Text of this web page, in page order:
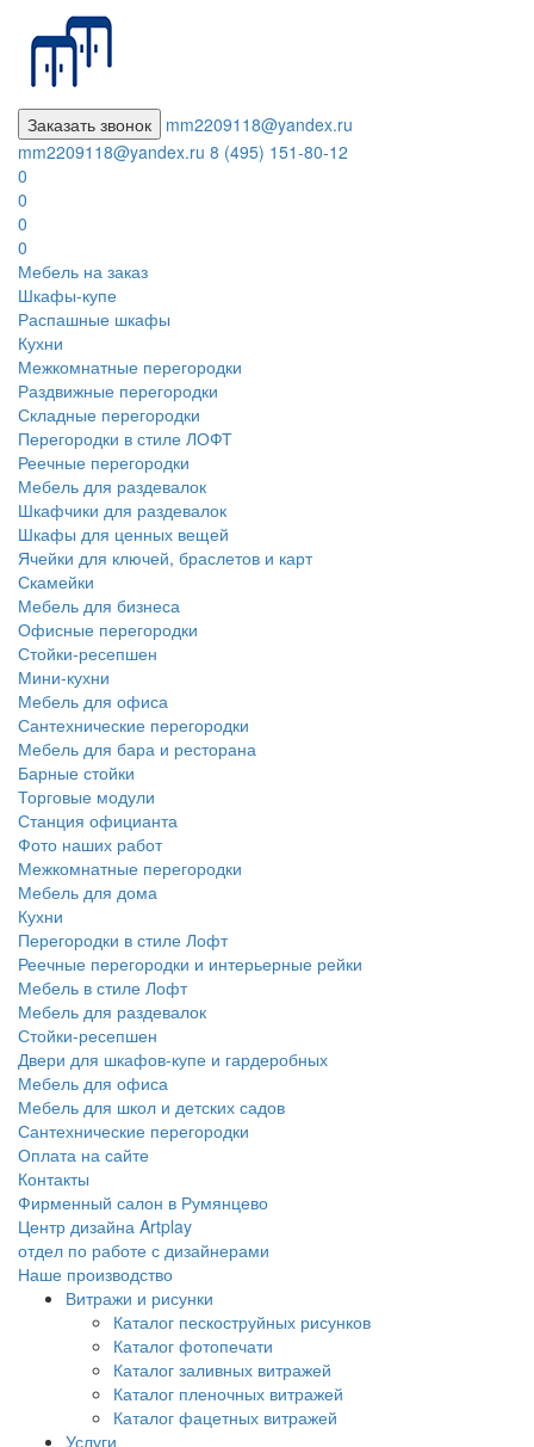
Заказать звонок
mm2209118@yandex.ru
mm2209118@yandex.ru 8 (495) 151-80-12
0
0
0
0
Мебель на заказ
Шкафы-купе
Распашные шкафы
Кухни
Межкомнатные перегородки
Раздвижные перегородки
Складные перегородки
Перегородки в стиле ЛОФТ
Реечные перегородки
Мебель для раздевалок
Шкафчики для раздевалок
Шкафы для ценных вещей
Ячейки для ключей, браслетов и карт
Скамейки
Мебель для бизнеса
Офисные перегородки
Стойки-ресепшен
Мини-кухни
Мебель для офиса
Сантехнические перегородки
Мебель для бара и ресторана
Барные стойки
Торговые модули
Станция официанта
Фото наших работ
Межкомнатные перегородки
Мебель для дома
Кухни
Перегородки в стиле Лофт
Реечные перегородки и интерьерные рейки
Мебель в стиле Лофт
Мебель для раздевалок
Стойки-ресепшен
Двери для шкафов-купе и гардеробных
Мебель для офиса
Мебель для школ и детских садов
Сантехнические перегородки
Оплата на сайте
Контакты
Фирменный салон в Румянцево
Центр дизайна Artplay
отдел по работе с дизайнерами
Наше производство
Витражи и рисунки
Каталог пескоструйных рисунков
Каталог фотопечати
Каталог заливных витражей
Каталог пленочных витражей
Каталог фацетных витражей
Услуги